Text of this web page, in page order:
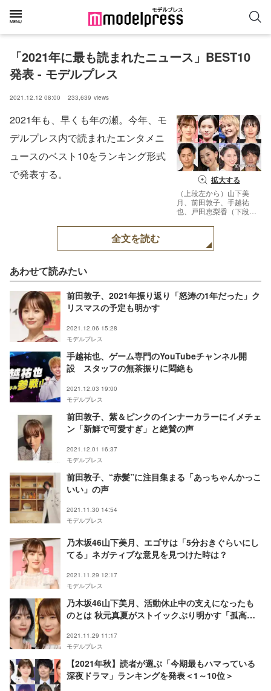
「2021年に最も読まれたニュース」BEST10
発表 - モデルプレス
2021.12.12 08:00 233,639 views
拡大する
（上段左から）山下美
月、前田敦子、手越祐
也、戸田恵梨香（下段左
奈彩、河北麻友子、坂口
2021年も、早くも年の瀬。今年、モ
デルプレス内で読まれたエンタメニ
ュースのベスト10をランキング形式
で発表する。
全文を読む
あわせて読みたい
前田敦子、2021年振り返り「怒涛の1年だった」ク
リスマスの予定も明かす
2021.12.06 15:28
モデルプレス
手越祐也、ゲーム専門のYouTubeチャンネル開
設 スタッフの無茶振りに悶絶も
2021.12.03 19:00
モデルプレス
前田敦子、紫＆ピンクのインナーカラーにイメチェ
ン「新鮮で可愛すぎ」と絶賛の声
2021.12.01 16:37
モデルプレス
前田敦子、“赤髪”に注目集まる「あっちゃんかっこ
いい」の声
2021.11.30 14:54
モデルプレス
乃木坂46山下美月、エゴサは「5分おきぐらいにし
てる」ネガティブな意見を見つけた時は？
2021.11.29 12:17
モデルプレス
乃木坂46山下美月、活動休止中の支えになったも
のとは 秋元真夏がストイックぶり明かす「孤高の
2021.11.29 11:17
モデルプレス
【2021年秋】読者が選ぶ「今期最もハマっている
深夜ドラマ」ランキングを発表＜1～10位＞